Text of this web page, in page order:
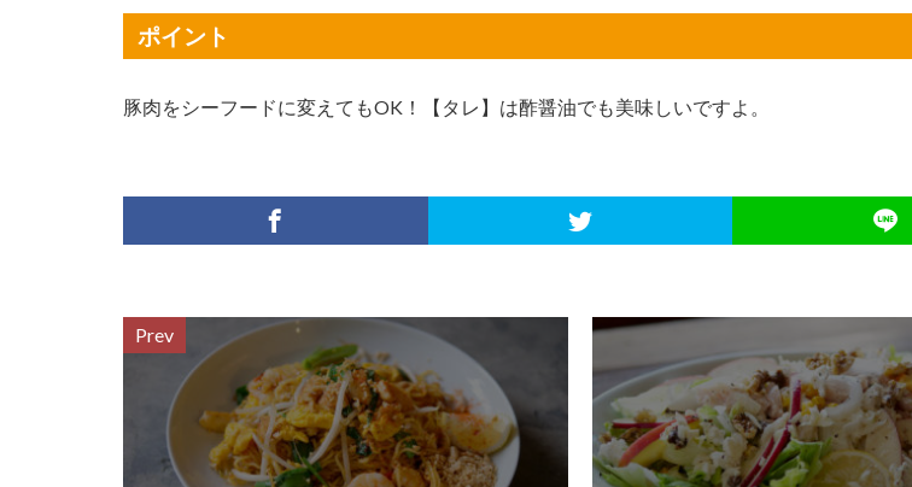
ポイント
豚肉をシーフードに変えてもOK！【タレ】は酢醤油でも美味しいですよ。
Prev